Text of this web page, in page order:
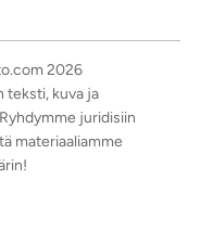
2026
teksti, kuva ja
juridisiin
materiaaliamme